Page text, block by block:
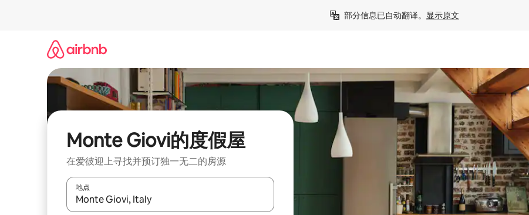
部分信息已自动翻译。 显示原文
Monte Giovi的度假屋
在爱彼迎上寻找并预订独一无二的房源
地点
如有搜索结果，请使用上下方向键查看，或通过点击或滑动手势浏览。